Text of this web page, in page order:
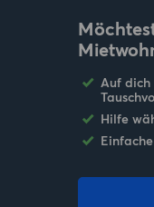
Auf dich
Hilfe